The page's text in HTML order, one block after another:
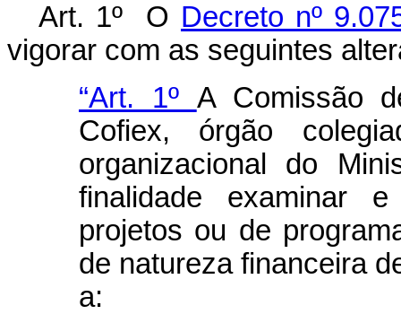
Art. 1º O Decreto nº
vigorar com as seguintes
“Art. 1º A Comissão
Cofiex, órgão
organizacional do
finalidade examinar
projetos ou de
de natureza financeira
a: